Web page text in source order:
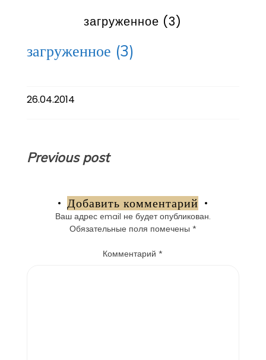
загруженное (3)
загруженное (3)
26.04.2014
Навигация
записям
Previous post
Добавить комментарий
Ваш адрес email не будет опубликован.
Обязательные поля помечены *
Комментарий*